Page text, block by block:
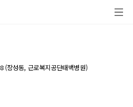
(장성동, 근로복지공단태백병원)